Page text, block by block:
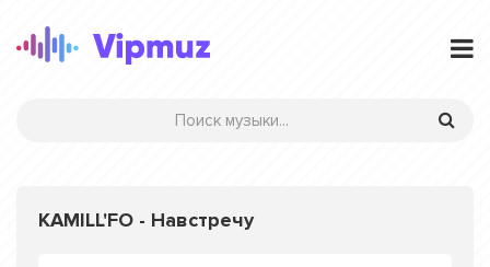
KAMILL'FO - Навстречу